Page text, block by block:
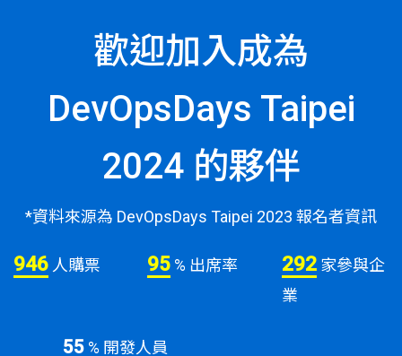
歡迎加入成為
DevOpsDays Taipei
2024 的夥伴
*資料來源為 DevOpsDays Taipei 2023 報名者資訊
946 人購票 95 % 出席率 292家參與企
業
55 % 開發人員